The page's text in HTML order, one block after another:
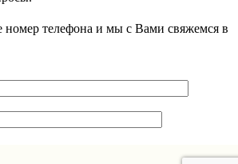
номер телефона и мы с Вами свяжемся в